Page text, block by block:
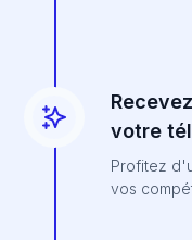
votre
Profitez
vos